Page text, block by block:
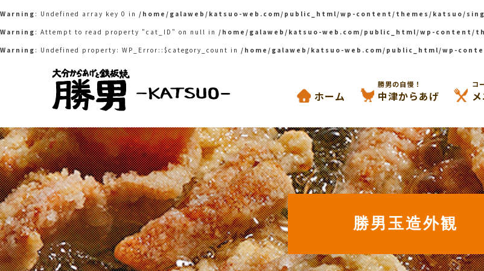
Warning : Undefined array key 0 in /home/galaweb/katsuo-web.com/public_html/wp-content/themes/katsuo/
Warning : Attempt to read property "cat_ID" on null in /home/galaweb/katsuo-web.com/public_html/wp-content/
Warning : Undefined property: WP_Error::$category_count in /home/galaweb/katsuo-web.com/public_html/wp-
ホーム
勝男の自慢！
中津からあげ
コ
勝男玉造外観